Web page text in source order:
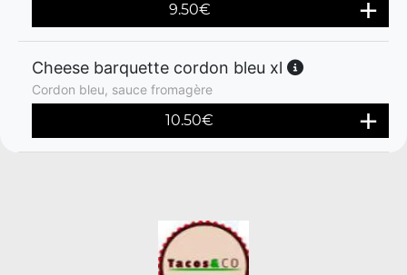
9.50€
Cheese barquette cordon bleu xl
Cordon bleu, sauce fromagère
10.50€